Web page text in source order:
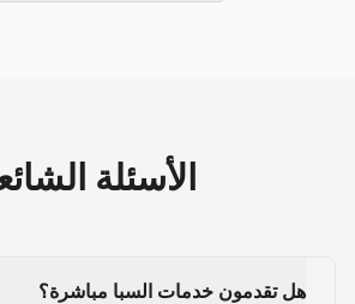
الأسئلة
هل تقدمون خدمات السبا مباشرة؟